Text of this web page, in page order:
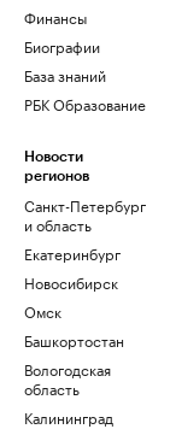
Финансы
Биографии
База знаний
РБК Образование
Новости
регионов
Санкт-Петербург
и область
Екатеринбург
Новосибирск
Омск
Башкортостан
Вологодская
область
Калининград